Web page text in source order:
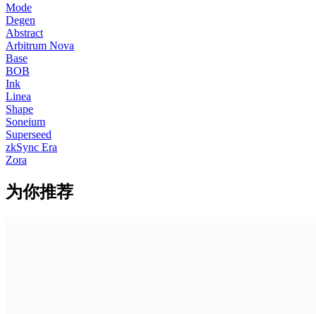
Mode
Degen
Abstract
Arbitrum Nova
Base
BOB
Ink
Linea
Shape
Soneium
Superseed
zkSync Era
Zora
为你推荐